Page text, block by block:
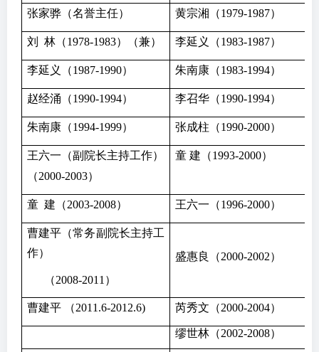
张家骅（名誉主任） 黄宗湘（1979-1987）
刘 林（1978-1983）（兼） 李延义（1983-1987）
李延义（1987-1990） 朱南康（1983-1994）
赵经涌（1990-1994） 李召华（1990-1994）
朱南康（1994-1999） 张成柱（1990-2000）
王六一（副院长主持工作）
（2000-2003）
童 建（1993-2000）
童 建（2003-2008） 王六一（1996-2000）
曹建平（常务副院长主持工
作）
（2008-2011）
盛惠良（2000-2002）
曹建平 （2011.6-2012.6) 芮秀文（2000-2004）
缪世林（2002-2008）